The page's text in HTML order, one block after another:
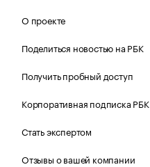
О проекте
Поделиться новостью на РБК
Получить пробный доступ
Корпоративная подписка РБК
Стать экспертом
Отзывы о вашей компании